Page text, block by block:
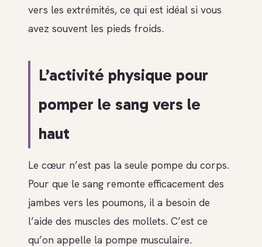
vers les extrémités, ce qui est idéal si vous
avez souvent les pieds froids.
L’activité physique pour
pomper le sang vers le
haut
Le cœur n’est pas la seule pompe du corps.
Pour que le sang remonte efficacement des
jambes vers les poumons, il a besoin de
l’aide des muscles des mollets. C’est ce
qu’on appelle la pompe musculaire.